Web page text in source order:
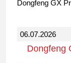
Dongfeng GX
06.07.2026
Dongfeng